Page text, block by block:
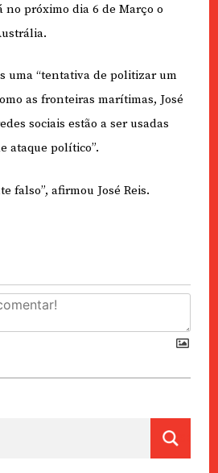
no próximo dia 6 de Março o
uma “tentativa de politizar um
as fronteiras marítimas, José
sociais estão a ser usadas
ataque político”.
falso”, afirmou José Reis.